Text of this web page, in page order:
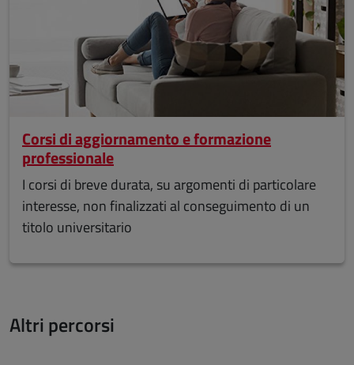
Corsi di aggiornamento e formazione
professionale
I corsi di breve durata, su argomenti di particolare
interesse, non finalizzati al conseguimento di un
titolo universitario
Altri percorsi